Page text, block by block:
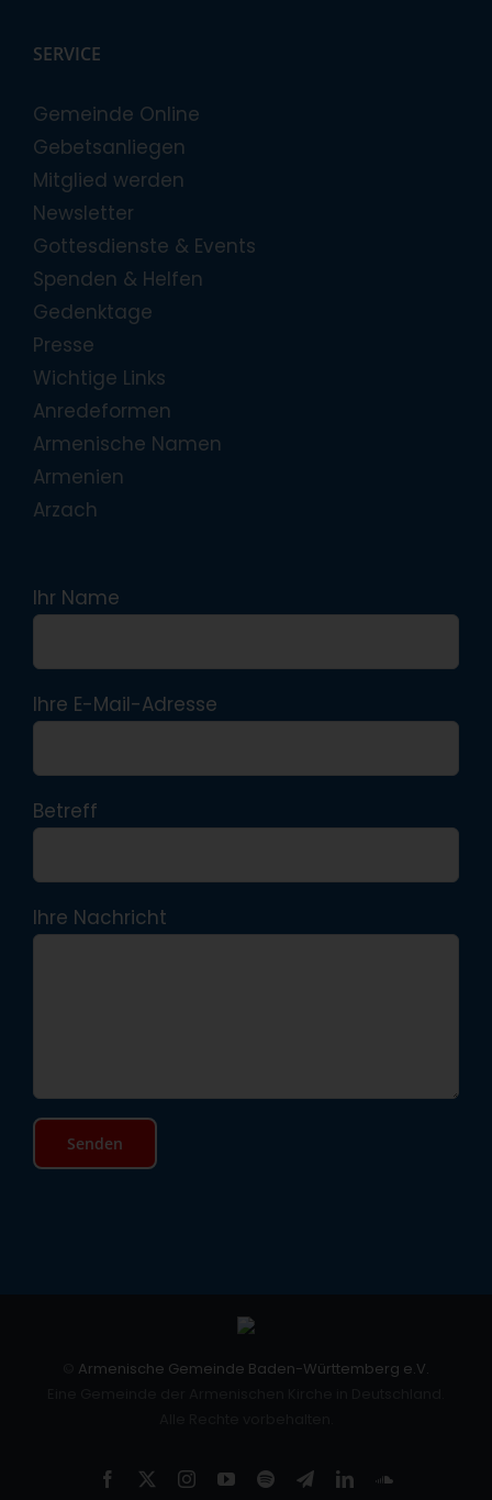
SERVICE
Gemeinde Online
Gebetsanliegen
Mitglied werden
Newsletter
Gottesdienste & Events
Spenden & Helfen
Gedenktage
Presse
Wichtige Links
Anredeformen
Armenische Namen
Armenien
Arzach
Ihr Name
Ihre E-Mail-Adresse
Betreff
Ihre Nachricht
Armenische Gemeinde Baden-Württemberg e.V.
Facebook InstagramYouTube
SpotifyTelegramLinkedInSoundCloud